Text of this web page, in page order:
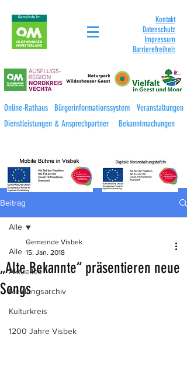
Kontakt
Datenschutz
Impressum
Barrierefreiheit
Online-Rathaus Bürgerinformationssystem
Veranstaltungen
Dienstleistungen & Ansprechpartner
Bekanntmachungen
Beitrag
Alle
Aktuelles
Meldungsarchiv
Kulturkreis
1200 Jahre Visbek
Alle
„Alte Bekannte“ präsentieren neue
Songs
Gemeinde Visbek
15. Jan. 2018